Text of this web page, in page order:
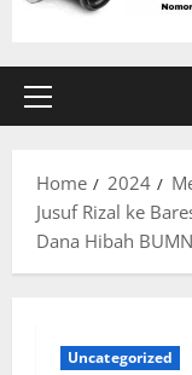
Home 2024
Jusuf Rizal ke
Dana Hibah
Uncategorized